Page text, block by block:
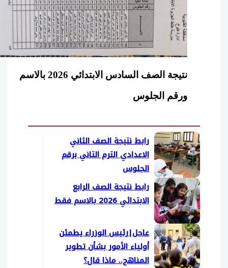
نتيجة الصف السادس الابتدائي 2026 بالاسم
ورقم الجلوس
رابط نتيجة الصف الثاني
الاعدادي الترم التاني برقم
الجلوس
رابط نتيجة الصف الرابع
الابتدائي 2026 بالاسم فقط
عاجل|رئيس الوزراء يطمئن
أولياء الأمور بشأن تطوير
المناهج.. ماذا قال؟